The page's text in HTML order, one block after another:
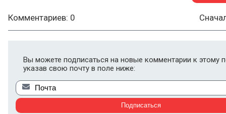
Комментариев: 0
Вы можете подписаться на новые комментарии к этому
указав свою почту в поле ниже: